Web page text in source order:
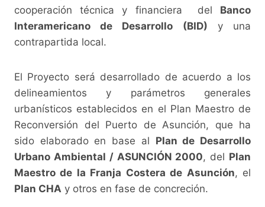
cooperación técnica y financiera del Banco
Interamericano de Desarrollo (BID) y una
contrapartida local.
El Proyecto será desarrollado de acuerdo a los
delineamientos y parámetros generales
urbanísticos establecidos en el Plan Maestro de
Reconversión del Puerto de Asunción, que ha
sido elaborado en base al Plan de Desarrollo
Urbano Ambiental / ASUNCIÓN 2000, del Plan
Maestro de la Franja Costera de Asunción, el
Plan CHA y otros en fase de concreción.